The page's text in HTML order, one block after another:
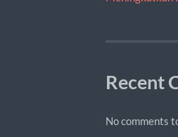
Recent
No comments